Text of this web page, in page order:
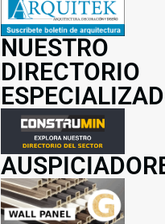
NUESTRO
DIRECTORIO